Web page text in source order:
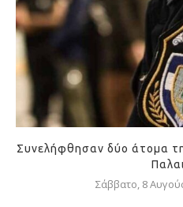
Συνελήφθησαν δύο άτομα
Σάββατο, 8